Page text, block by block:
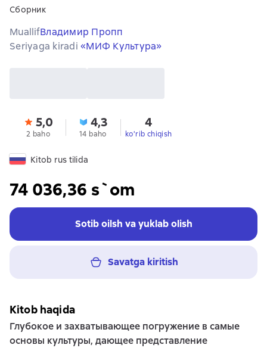
Сборник
MuallifВладимир Пропп
Seriyaga kiradi «МИФ Культура»
5,0
2 baho
4,3
14 baho
4
ko'rib chiqish
Kitob rus tilida
74 036,36 s`om
Sotib oilsh va yuklab olish
Savatga kiritish
Kitob haqida
Глубокое и захватывающее погружение в самые
основы культуры, дающее представление